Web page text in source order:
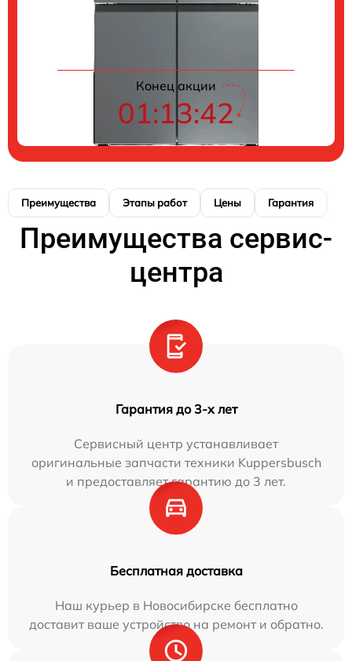
Конец акции
01:13:41
Преимущества Этапы работ Цены Гарантия
Преимущества сервис-
центра
Гарантия до 3-х лет
Сервисный центр устанавливает
оригинальные запчасти техники Kuppersbusch
и предоставляет гарантию до 3 лет.
Бесплатная доставка
Наш курьер в Новосибирске бесплатно
доставит ваше устройство на ремонт и обратно.